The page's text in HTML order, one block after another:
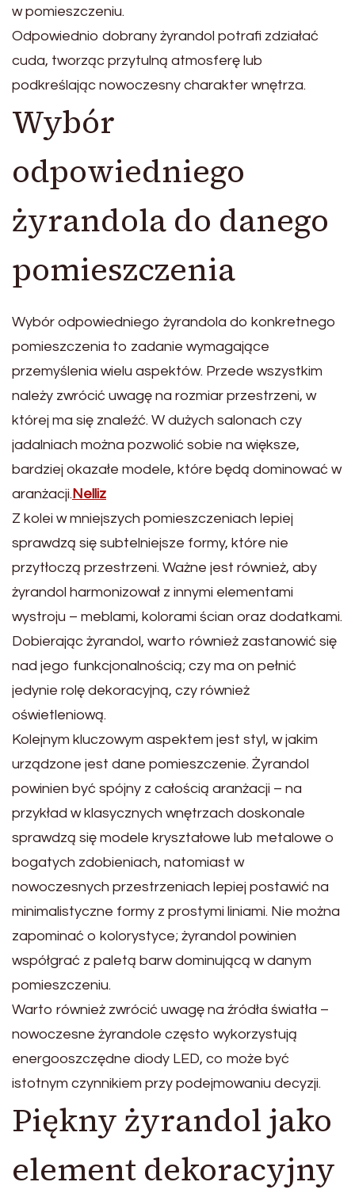
w pomieszczeniu.
Odpowiednio dobrany żyrandol potrafi zdziałać
cuda, tworząc przytulną atmosferę lub
podkreślając nowoczesny charakter wnętrza.
Wybór
odpowiedniego
żyrandola do danego
pomieszczenia
Wybór odpowiedniego żyrandola do konkretnego
pomieszczenia to zadanie wymagające
przemyślenia wielu aspektów. Przede wszystkim
należy zwrócić uwagę na rozmiar przestrzeni, w
której ma się znaleźć. W dużych salonach czy
jadalniach można pozwolić sobie na większe,
bardziej okazałe modele, które będą dominować w
aranżacji. Nelliz
Z kolei w mniejszych pomieszczeniach lepiej
sprawdzą się subtelniejsze formy, które nie
przytłoczą przestrzeni. Ważne jest również, aby
żyrandol harmonizował z innymi elementami
wystroju – meblami, kolorami ścian oraz dodatkami.
Dobierając żyrandol, warto również zastanowić się
nad jego funkcjonalnością; czy ma on pełnić
jedynie rolę dekoracyjną, czy również
oświetleniową.
Kolejnym kluczowym aspektem jest styl, w jakim
urządzone jest dane pomieszczenie. Żyrandol
powinien być spójny z całością aranżacji – na
przykład w klasycznych wnętrzach doskonale
sprawdzą się modele kryształowe lub metalowe o
bogatych zdobieniach, natomiast w
nowoczesnych przestrzeniach lepiej postawić na
minimalistyczne formy z prostymi liniami. Nie można
zapominać o kolorystyce; żyrandol powinien
współgrać z paletą barw dominującą w danym
pomieszczeniu.
Warto również zwrócić uwagę na źródła światła –
nowoczesne żyrandole często wykorzystują
energooszczędne diody LED, co może być
istotnym czynnikiem przy podejmowaniu decyzji.
Piękny żyrandol jako
element dekoracyjny